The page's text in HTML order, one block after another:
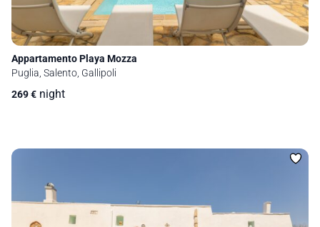
Appartamento Playa Mozza
Puglia, Salento, Gallipoli
269€ night